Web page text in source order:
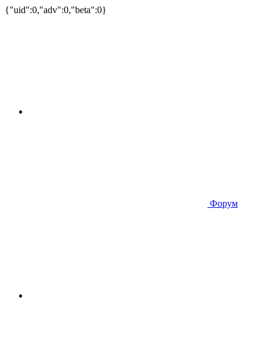
{"uid":0,"adv":0,"beta":0}
Форум